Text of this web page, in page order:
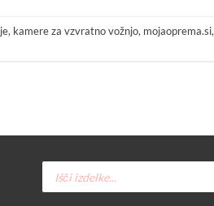
, kamere za vzvratno vožnjo, mojaoprema.si,
Products
search